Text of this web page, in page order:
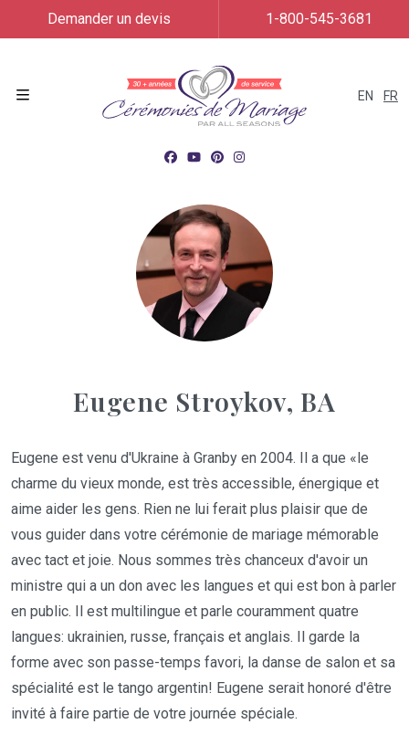
EN FR
Demander un devis 1-800-545-3681
Eugene Stroykov, BA
Eugene est venu d'Ukraine à Granby en 2004. Il a que «le
charme du vieux monde, est très accessible, énergique et
aime aider les gens. Rien ne lui ferait plus plaisir que de
vous guider dans votre cérémonie de mariage mémorable
avec tact et joie. Nous sommes très chanceux d'avoir un
ministre qui a un don avec les langues et qui est bon à parler
en public. Il est multilingue et parle couramment quatre
langues: ukrainien, russe, français et anglais. Il garde la
forme avec son passe-temps favori, la danse de salon et sa
spécialité est le tango argentin! Eugene serait honoré d'être
invité à faire partie de votre journée spéciale.